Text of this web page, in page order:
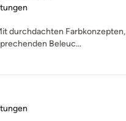
5 von 5 Sternen
durchdachten Farbkonzepten,
Beleuc...
5 von 5 Sternen